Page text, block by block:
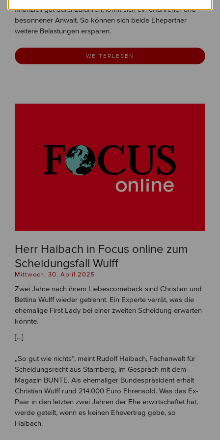
finanziell gut durchzuführen, lohnt sich ein erfahrener und
besonnener Anwalt. So können sich beide Ehepartner
weitere Belastungen ersparen.
WEITERLESEN
Herr Haibach in Focus online zum
Scheidungsfall Wulff
Mittwoch, 30. April 2025
Zwei Jahre nach ihrem Liebescomeback sind Christian und
Bettina Wulff wieder getrennt. Ein Experte verrät, was die
ehemalige First Lady bei einer zweiten Scheidung erwarten
könnte.
[…]
„So gut wie nichts“, meint Rudolf Haibach, Fachanwalt für
Scheidungsrecht aus Starnberg, im Gespräch mit dem
Magazin BUNTE. Als ehemaliger Bundespräsident erhält
Christian Wulff rund 214.000 Euro Ehrensold. Was das Ex-
Paar in den letzten zwei Jahren der Ehe erwirtschaftet hat,
werde geteilt, wenn es keinen Ehevertrag gebe, so
Haibach.